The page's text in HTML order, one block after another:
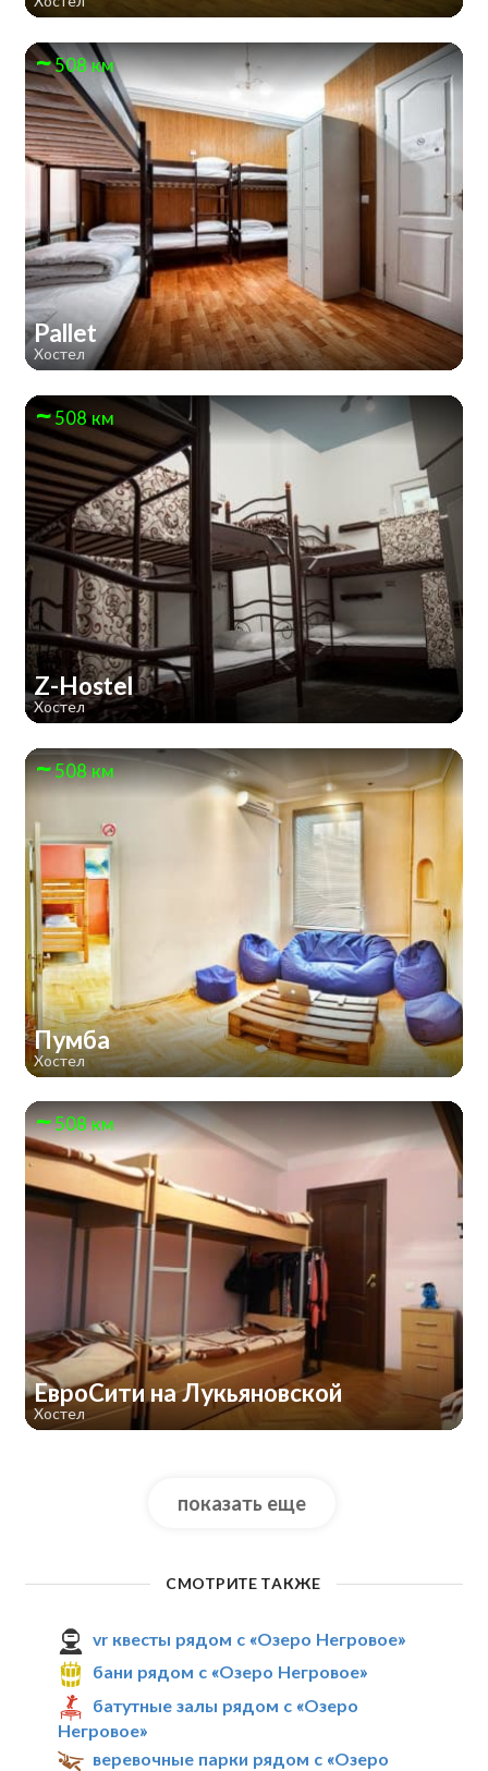
508 км
Pallet
Хостел
508 км
Z-Hostel
Хостел
508 км
Пумба
Хостел
508 км
ЕвроСити на Лукьяновской
Хостел
показать еще
СМОТРИТЕ ТАКЖЕ
vr квесты рядом с «Озеро Негровое»
бани рядом с «Озеро Негровое»
батутные залы рядом с «Озеро
Негровое»
веревочные парки рядом с «Озеро